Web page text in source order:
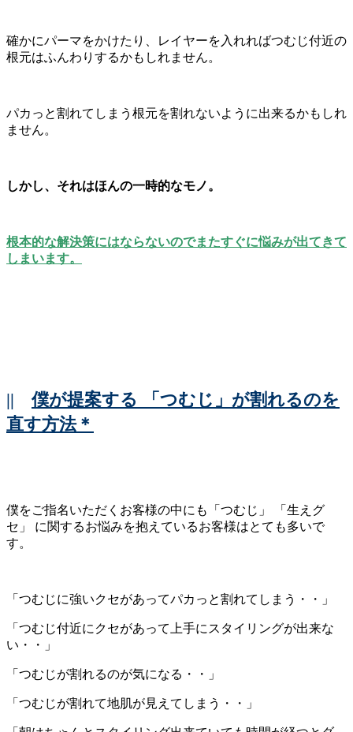
確かにパーマをかけたり、レイヤーを入れればつむじ付近の
根元はふんわりするかもしれません。
パカっと割れてしまう根元を割れないように出来るかもしれ
ません。
しかし、それはほんの一時的なモノ。
根本的な解決策にはならないのでまたすぐに悩みが出てきて
しまいます。
|| 僕が提案する 「つむじ」が割れるのを
直す方法＊
僕をご指名いただくお客様の中にも「つむじ」 「生えグ
セ」 に関するお悩みを抱えているお客様はとても多いで
す。
「つむじに強いクセがあってパカっと割れてしまう・・」
「つむじ付近にクセがあって上手にスタイリングが出来な
い・・」
「つむじが割れるのが気になる・・」
「つむじが割れて地肌が見えてしまう・・」